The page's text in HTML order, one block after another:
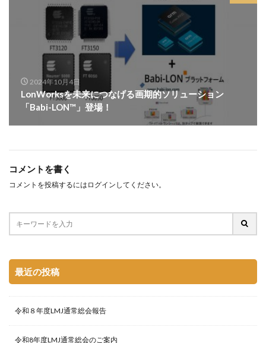
2024年10月4日
LonWorksを未来につなげる画期的ソリューション
「Babi-LON™」登場！
コメントを書く
コメントを投稿するには ログイン してください。
最近の投稿
令和８年度LMJ通常総会報告
令和8年度LMJ通常総会のご案内